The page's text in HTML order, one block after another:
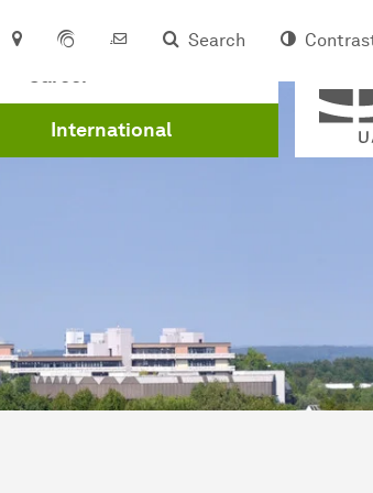
Search
Career
International